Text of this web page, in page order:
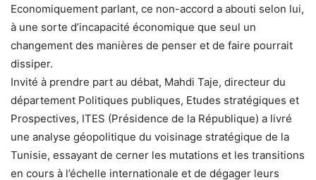
Economiquement parlant, ce non-accord a abouti selon lui,
à une sorte d’incapacité économique que seul un
changement des manières de penser et de faire pourrait
dissiper.
Invité à prendre part au débat, Mahdi Taje, directeur du
département Politiques publiques, Etudes stratégiques et
Prospectives, ITES (Présidence de la République) a livré
une analyse géopolitique du voisinage stratégique de la
Tunisie, essayant de cerner les mutations et les transitions
en cours à l’échelle internationale et de dégager leurs